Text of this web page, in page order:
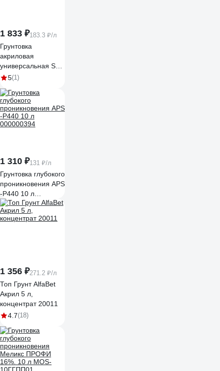
1 833 ₽183.3 ₽/л
Грунтовка
акриловая
универсальная Sun
Color для стен и
5(1)
1 310 ₽131 ₽/л
Грунтовка глубокого
проникновения APS
-P440 10 л
000000394
1 356 ₽271.2 ₽/л
Топ Грунт AlfaBet
Акрил 5 л,
концентрат 20011
4.7(18)